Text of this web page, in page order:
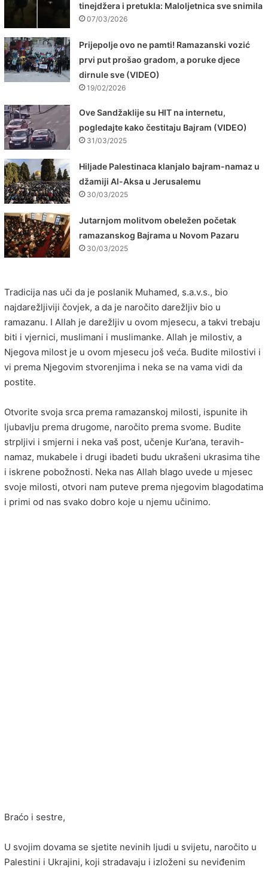
tinejdžera i pretukla: Maloljetnica sve snimila
07/03/2026
Prijepolje ovo ne pamti! Ramazanski vozić
prvi put prošao gradom, a poruke djece
dirnule sve (VIDEO)
19/02/2026
Ove Sandžaklije su HIT na internetu,
pogledajte kako čestitaju Bajram (VIDEO)
31/03/2025
Hiljade Palestinaca klanjalo bajram-namaz u
džamiji Al-Aksa u Jerusalemu
30/03/2025
Jutarnjom molitvom obeležen početak
ramazanskog Bajrama u Novom Pazaru
30/03/2025
Tradicija nas uči da je poslanik Muhamed, s.a.v.s., bio
najdarežljiviji čovjek, a da je naročito darežljiv bio u
ramazanu. I Allah je darežljiv u ovom mjesecu, a takvi trebaju
biti i vjernici, muslimani i muslimanke. Allah je milostiv, a
Njegova milost je u ovom mjesecu još veća. Budite milostivi i
vi prema Njegovim stvorenjima i neka se na vama vidi da
postite.
Otvorite svoja srca prema ramazanskoj milosti, ispunite ih
ljubavlju prema drugome, naročito prema svome. Budite
strpljivi i smjerni i neka vaš post, učenje Kur’ana, teravih-
namaz, mukabele i drugi ibadeti budu ukrašeni ukrasima tihe
i iskrene pobožnosti. Neka nas Allah blago uvede u mjesec
svoje milosti, otvori nam puteve prema njegovim blagodatima
i primi od nas svako dobro koje u njemu učinimo.
Braćo i sestre,
U svojim dovama se sjetite nevinih ljudi u svijetu, naročito u
Palestini i Ukrajini, koji stradavaju i izloženi su neviđenim